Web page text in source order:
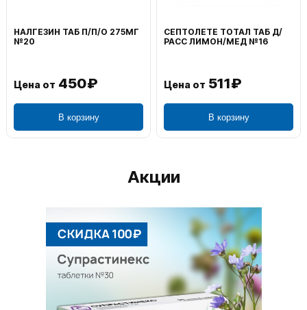
НАЛГЕЗИН ТАБ П/П/О 275МГ
№20
Цена от 450₽
В корзину
СЕПТОЛЕТЕ ТОТАЛ ТАБ Д/
РАСС ЛИМОН/МЕД №16
Цена от 511₽
В корзину
Акции